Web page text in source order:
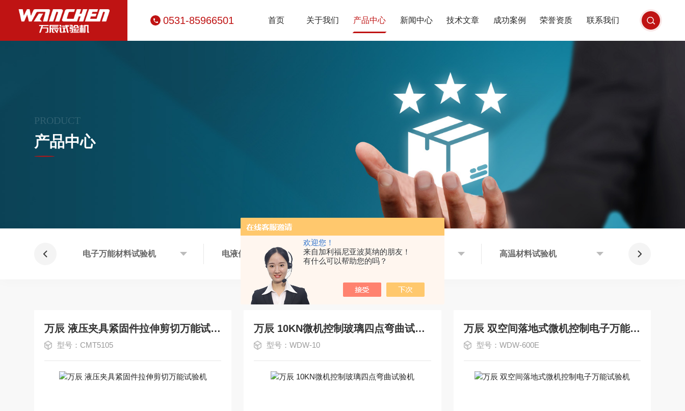
欢迎您！
来自加利福尼亚波莫纳的朋友！
有什么可以帮助您的吗？
0531-85966501 首页 关于我们 产品中心 新闻中心 技术文章 成功案例 荣誉资质 联系我们
PRODUCT
产品中心
电子万能材料试验机 电液伺服万能试验机 万能材料试验机 高温材料试验机 卧式拉力试
万辰 液压夹具紧固件拉伸剪切万能试验机
型号：CMT5105
万辰 10KN微机控制玻璃四点弯曲试验机
型号：WDW-10
万辰 双空间落地式微机控制电子万能试验机
型号：WDW-600E